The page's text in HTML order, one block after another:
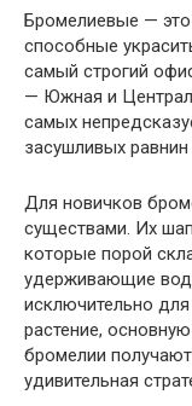
Бромелиевые — это
способные
самый строгий
— Южная и
самых
засушливых
Для новичков
существами. Их
которые порой
удерживающие
исключительно
растение,
бромелии
удивительная